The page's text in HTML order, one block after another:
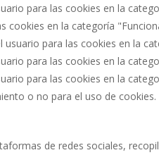
para las cookies en la
cookies en la categoría
para las cookies en la
para las cookies en la
para las cookies en la
o no para el uso de
de redes sociales,